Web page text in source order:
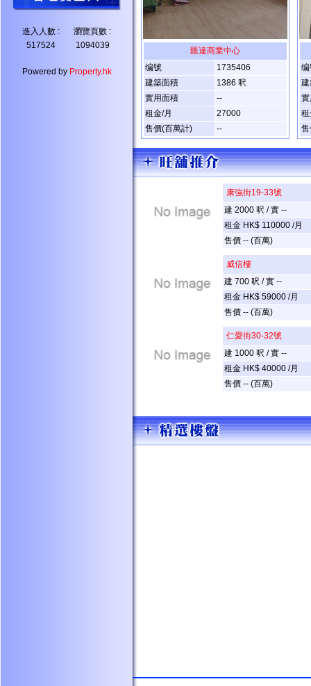
進入人數 :
瀏覽頁數 :
517524
1094039
Powered by Property.hk
匯達商業中心
编號
1735406
建築面積
1386 呎
實用面積
--
租金/月
27000
售價(百萬計)
--
编
建
實
租
康強街19-33號
建 2000 呎 / 實 --
租金 HK$ 110000 /月
售價 -- (百萬)
威信樓
建 700 呎 / 實 --
租金 HK$ 59000 /月
售價 -- (百萬)
仁愛街30-32號
建 1000 呎 / 實 --
租金 HK$ 40000 /月
售價 -- (百萬)